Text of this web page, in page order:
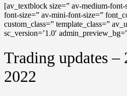
[av_textblock size=” av-medium-font-
font-size=” av-mini-font-size=”
custom_class=” template_class=”
sc_version=’1.0′
Trading updates
2022